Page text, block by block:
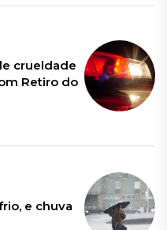
crueldade
Retiro do
e chuva